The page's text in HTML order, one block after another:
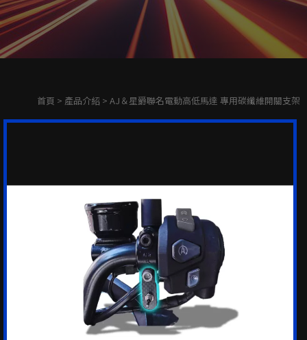
首頁 > 產品介紹 > AJ＆星爵聯名電動高低馬達 專用碳纖維開關支架